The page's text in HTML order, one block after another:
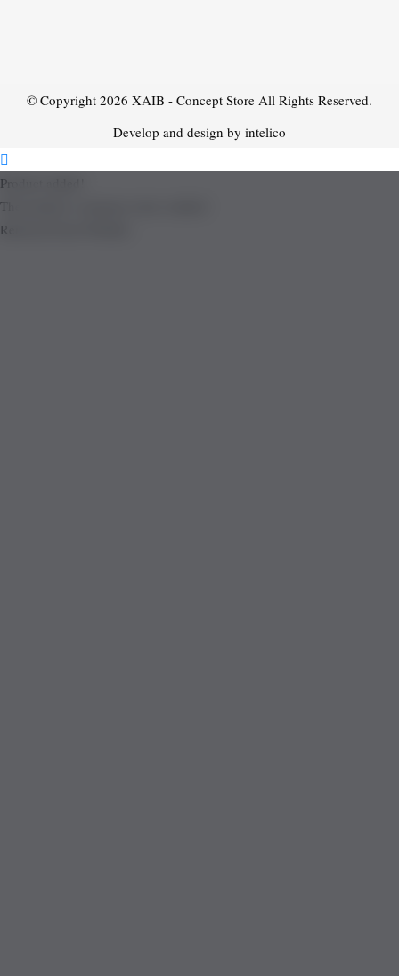
© Copyright 2026 XAIB - Concept Store All Rights Reserved.
Develop and design by intelico
Product added!
The product is already in the wishlist!
Removed from Wishlist